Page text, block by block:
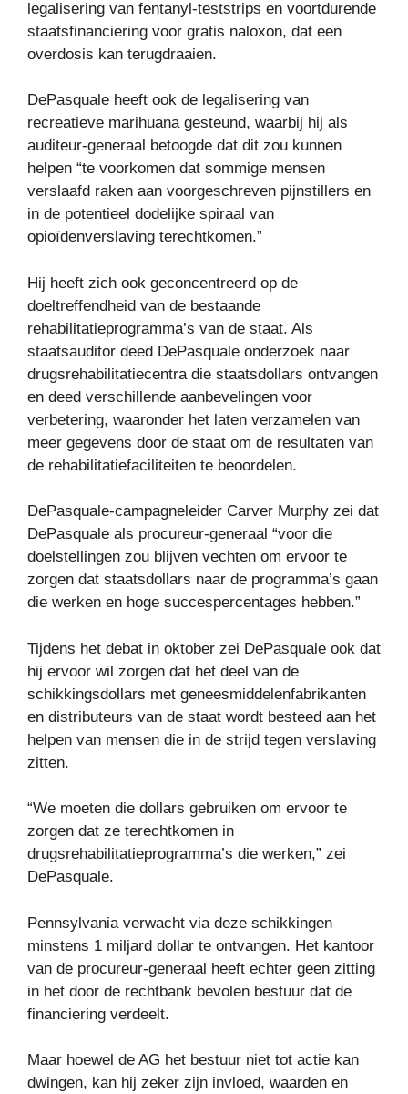
legalisering van fentanyl-teststrips en voortdurende
staatsfinanciering voor gratis naloxon, dat een
overdosis kan terugdraaien.
DePasquale heeft ook de legalisering van
recreatieve marihuana gesteund, waarbij hij als
auditeur-generaal betoogde dat dit zou kunnen
helpen “te voorkomen dat sommige mensen
verslaafd raken aan voorgeschreven pijnstillers en
in de potentieel dodelijke spiraal van
opioïdenverslaving terechtkomen.”
Hij heeft zich ook geconcentreerd op de
doeltreffendheid van de bestaande
rehabilitatieprogramma’s van de staat. Als
staatsauditor deed DePasquale onderzoek naar
drugsrehabilitatiecentra die staatsdollars ontvangen
en deed verschillende aanbevelingen voor
verbetering, waaronder het laten verzamelen van
meer gegevens door de staat om de resultaten van
de rehabilitatiefaciliteiten te beoordelen.
DePasquale-campagneleider Carver Murphy zei dat
DePasquale als procureur-generaal “voor die
doelstellingen zou blijven vechten om ervoor te
zorgen dat staatsdollars naar de programma’s gaan
die werken en hoge succespercentages hebben.”
Tijdens het debat in oktober zei DePasquale ook dat
hij ervoor wil zorgen dat het deel van de
schikkingsdollars met geneesmiddelenfabrikanten
en distributeurs van de staat wordt besteed aan het
helpen van mensen die in de strijd tegen verslaving
zitten.
“We moeten die dollars gebruiken om ervoor te
zorgen dat ze terechtkomen in
drugsrehabilitatieprogramma’s die werken,” zei
DePasquale.
Pennsylvania verwacht via deze schikkingen
minstens 1 miljard dollar te ontvangen. Het kantoor
van de procureur-generaal heeft echter geen zitting
in het door de rechtbank bevolen bestuur dat de
financiering verdeelt.
Maar hoewel de AG het bestuur niet tot actie kan
dwingen, kan hij zeker zijn invloed, waarden en